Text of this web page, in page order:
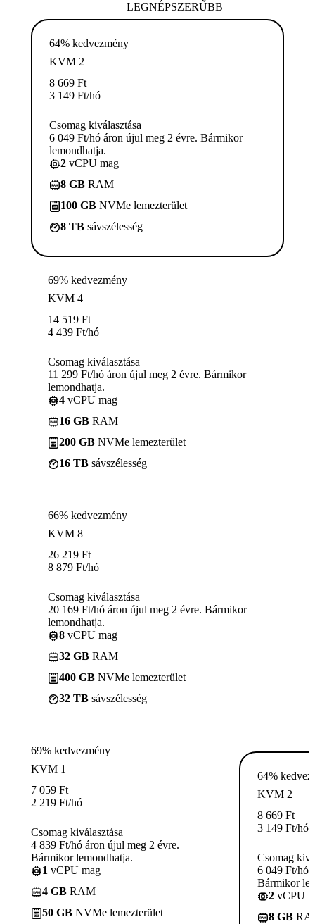
LEGNÉPSZERŰBB
64% kedvezmény
KVM 2
8 669 Ft
3 149 Ft/hó
Csomag kiválasztása
6 049 Ft/hó áron újul meg 2 évre. Bármikor
lemondhatja.
2 vCPU mag
8 GB RAM
100 GB NVMe lemezterület
8 TB sávszélesség
69% kedvezmény
KVM 4
14 519 Ft
4 439 Ft/hó
Csomag kiválasztása
11 299 Ft/hó áron újul meg 2 évre. Bármikor
lemondhatja.
4 vCPU mag
16 GB RAM
200 GB NVMe lemezterület
16 TB sávszélesség
66% kedvezmény
KVM 8
26 219 Ft
8 879 Ft/hó
Csomag kiválasztása
20 169 Ft/hó áron újul meg 2 évre. Bármikor
lemondhatja.
8 vCPU mag
32 GB RAM
400 GB NVMe lemezterület
32 TB sávszélesség
69% kedvezmény
KVM 1
7 059 Ft
2 219 Ft/hó
Csomag kiválasztása
4 839 Ft/hó áron újul meg 2 évre.
Bármikor lemondhatja.
1 vCPU mag
4 GB RAM
50 GB NVMe lemezterület
64%
KVM 2
8 669 Ft
3 149 Ft/hó
Csomag
6 049 Ft/hó
Bármikor
2 vCPU
8 GB